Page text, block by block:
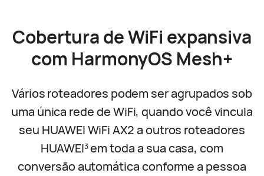
Cobertura de WiFi expansiva
com HarmonyOS Mesh+
Vários roteadores podem ser agrupados sob
uma única rede de WiFi, quando você vincula
seu HUAWEI WiFi AX2 a outros roteadores
HUAWEI3em toda a sua casa, com
conversão automática conforme a pessoa